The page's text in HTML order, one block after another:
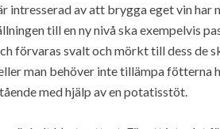
intresserad av att brygga eget vin
till en ny nivå ska exempelvis
förvaras svalt och mörkt till dess de
man behöver inte tillämpa fötterna
med hjälp av en potatisstöt.